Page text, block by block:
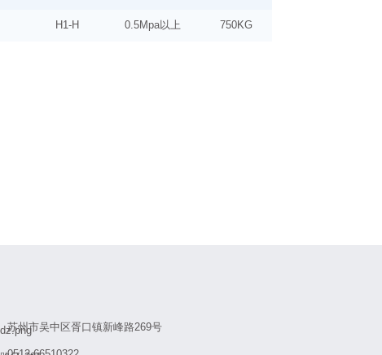
H1-H 0.5Mpa以上 750KG
苏州市吴中区胥口镇新峰路269号